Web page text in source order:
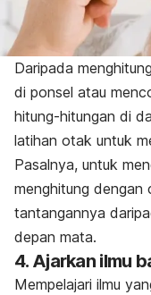
Daripada
di ponsel atau
hitung-hitungan di
latihan otak untuk
Pasalnya, untuk
menghitung dengan
tantangannya
depan mata.
4. Ajarkan ilmu
Mempelajari ilmu